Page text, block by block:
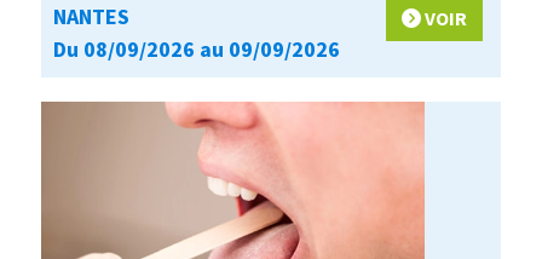
NANTES
Du 08/09/2026 au 09/09/2026
VOIR